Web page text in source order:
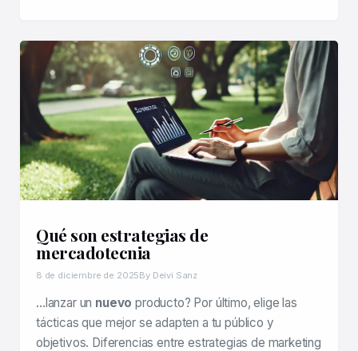
Qué son estrategias de
mercadotecnia
8 de diciembre de 2025By Deivi Sanz
…lanzar un nuevo producto? Por último, elige las
tácticas que mejor se adapten a tu público y
objetivos. Diferencias entre estrategias de marketing